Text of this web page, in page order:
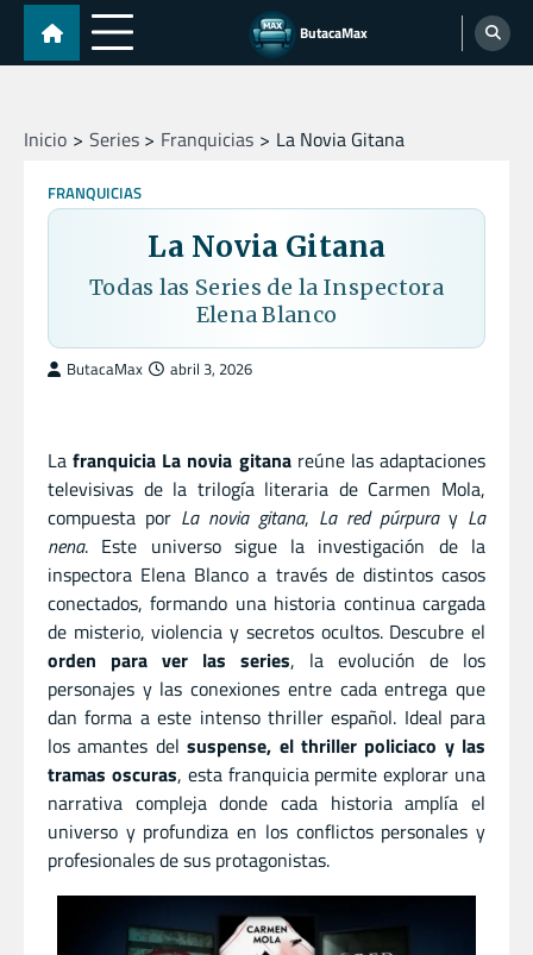
Skip
content
ButacaMax
Inicio Series Franquicias La Novia Gitana
FRANQUICIAS
La Novia Gitana
Todas las Series de la Inspectora
Elena Blanco
ButacaMax abril 3, 2026
Lafranquicia La novia gitanareúne las adaptaciones
televisivas de la trilogía literaria de Carmen Mola,
compuesta por La novia gitana, La red púrpuray La
nena. Este universo sigue la investigación de la
inspectora Elena Blanco a través de distintos casos
conectados, formando una historia continua cargada
de misterio, violencia y secretos ocultos. Descubre el
orden para ver las series, la evolución de los
personajes y las conexiones entre cada entrega que
dan forma a este intenso thriller español. Ideal para
los amantes delsuspense, el thriller policiaco y las
tramas oscuras, esta franquicia permite explorar una
narrativa compleja donde cada historia amplía el
universo y profundiza en los conflictos personales y
profesionales de sus protagonistas.